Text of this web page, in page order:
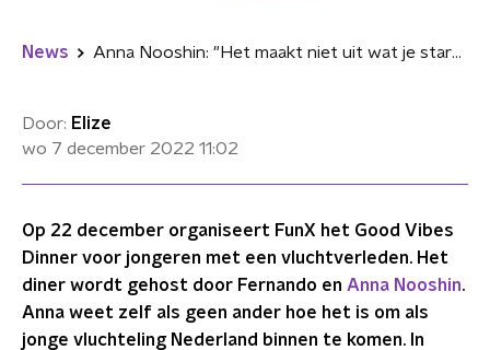
News Anna Nooshin: "Het maakt niet uit wat je startpunt in het leven is geweest"
Door: Elize
wo 7 december 2022 11:02
Op 22 december organiseert FunX het Good Vibes
Dinner voor jongeren met een vluchtverleden. Het
diner wordt gehost door Fernando en Anna Nooshin.
Anna weet zelf als geen ander hoe het is om als
jonge vluchteling Nederland binnen te komen. In